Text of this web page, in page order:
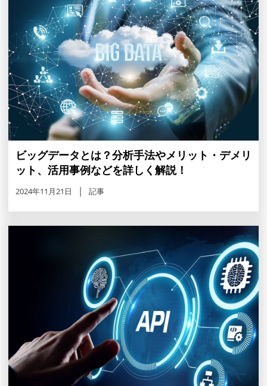
ビッグデータとは？分析手法やメリット・デメリ
ット、活用事例などを詳しく解説！
2024年11月21日 記事